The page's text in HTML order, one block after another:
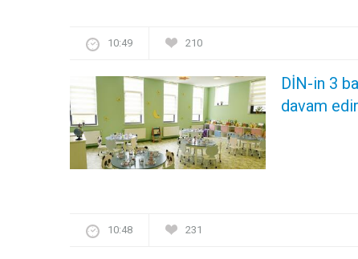
10:49 210
DİN-in 3
davam edir
10:48 231